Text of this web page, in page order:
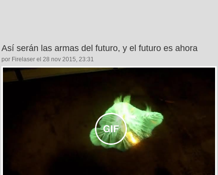
Así serán las armas del futuro, y el futuro es ahora
por Firelaser el 28 nov 2015, 23:31